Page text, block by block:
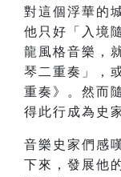
對這個浮華的
他只好「入境
龍風格音樂，
琴二重奏」，
重奏》。然而
得此行成為史
音樂史家們感
下來，發展他